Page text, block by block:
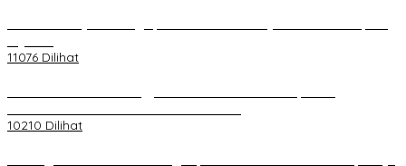
11076 Dilihat
10210 Dilihat